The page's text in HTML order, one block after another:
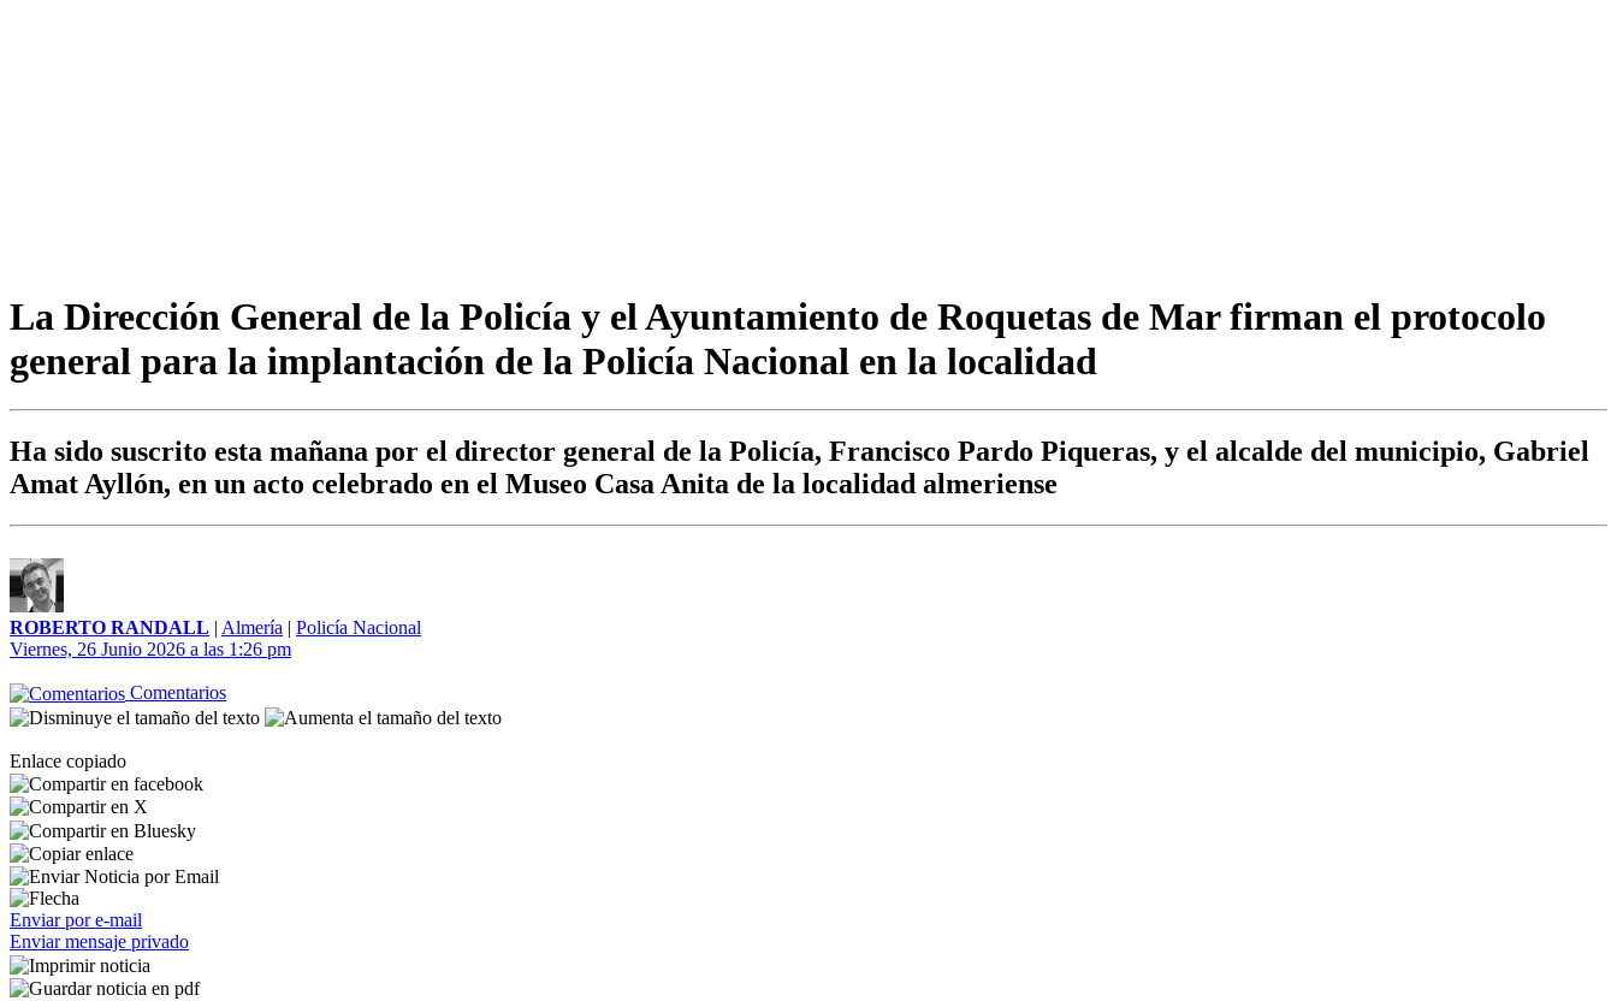
La Dirección General de la Policía y el Ayuntamiento de Roquetas de Mar firman el protocolo
general para la implantación de la Policía Nacional en la localidad
Ha sido suscrito esta mañana por el director general de la Policía, Francisco Pardo Piqueras, y el alcalde del municipio, Gabriel
Amat Ayllón, en un acto celebrado en el Museo Casa Anita de la localidad almeriense
ROBERTO RANDALL | Almería | Policía Nacional
Viernes, 26 Junio 2026 a las 1:26 pm
Comentarios
Enlace copiado
Enviar por e-mail
Enviar mensaje privado